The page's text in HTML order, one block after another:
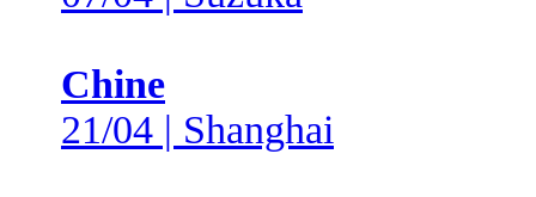
Chine
21/04 | Shanghai